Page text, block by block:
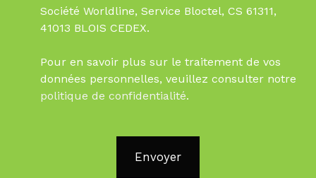
Société Worldline, Service Bloctel, CS 61311,
41013 BLOIS CEDEX.
Pour en savoir plus sur le traitement de vos
données personnelles, veuillez consulter notre
politique de confidentialité.
Envoyer